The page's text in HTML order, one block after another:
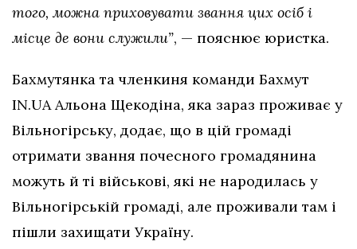
того, можна приховувати звання цих осіб і
місце де вони служили”, — пояснює юристка.
Бахмутянка та членкиня команди Бахмут
IN.UA Альона Щекодіна, яка зараз проживає у
Вільногірську, додає, що в цій громаді
отримати звання почесного громадянина
можуть й ті військові, які не народилась у
Вільногірській громаді, але проживали там і
пішли захищати Україну.